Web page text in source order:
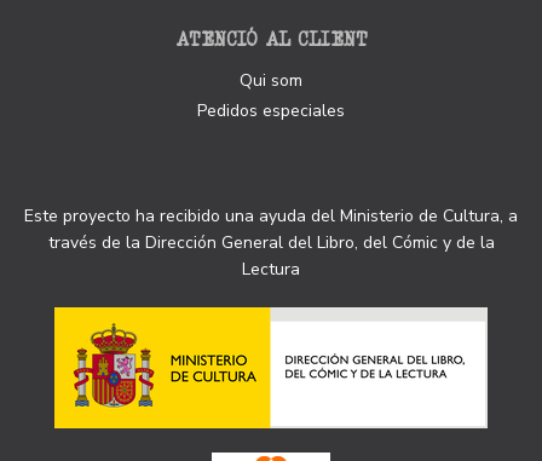
ATENCIÓ AL CLIENT
Qui som
Pedidos especiales
Este proyecto ha recibido una ayuda del Ministerio de Cultura, a
través de la Dirección General del Libro, del Cómic y de la
Lectura